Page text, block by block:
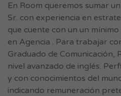
En Room queremos sumar
Sr. con experiencia en
que cuente con un un
en Agencia . Para trabajar
Graduado de Comunicación,
nivel avanzado de inglés.
y con conocimientos del
indicando remuneración